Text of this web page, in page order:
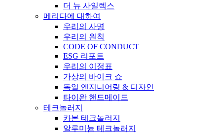
더 뉴 사일렉스
메리다에 대하여
우리의 사명
우리의 원칙
CODE OF CONDUCT
ESG 리포트
우리의 이정표
가상의 바이크 쇼
독일 엔지니어링 & 디자인
타이완 핸드메이드
테크놀러지
카본 테크놀러지
알루미늄 테크놀러지